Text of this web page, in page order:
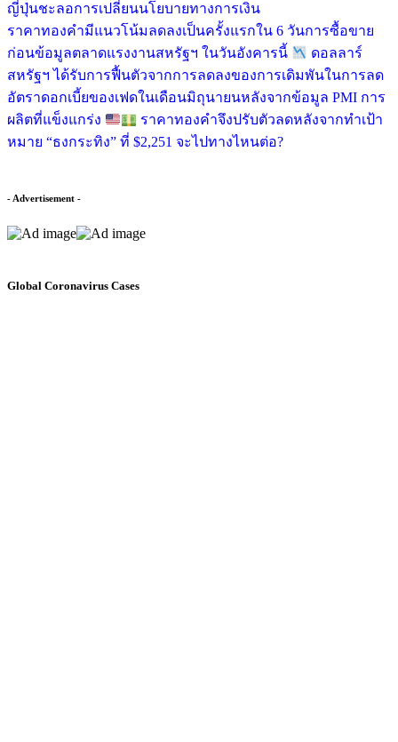
ญี่ปุ่นชะลอการเปลี่ยนนโยบายทางการเงิน
ราคาทองคำมีแนวโน้มลดลงเป็นครั้งแรกใน 6 วันการซื้อขาย
ก่อนข้อมูลตลาดแรงงานสหรัฐฯ ในวันอังคารนี้
ดอลลาร์
สหรัฐฯ ได้รับการฟื้นตัวจากการลดลงของการเดิมพันในการลด
อัตราดอกเบี้ยของเฟดในเดือนมิถุนายนหลังจากข้อมูล PMI การ
ผลิตที่แข็งแกร่ง
ราคาทองคำจึงปรับตัวลดหลังจากทำเป้า
หมาย “ธงกระทิง” ที่ $2,251 จะไปทางไหนต่อ?
- Advertisement -
Global Coronavirus Cases